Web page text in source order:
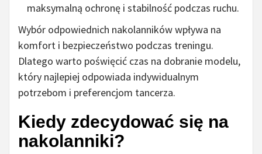
maksymalną ochronę i stabilność podczas ruchu.
Wybór odpowiednich nakolanników wpływa na
komfort i bezpieczeństwo podczas treningu.
Dlatego warto poświęcić czas na dobranie modelu,
który najlepiej odpowiada indywidualnym
potrzebom i preferencjom tancerza.
Kiedy zdecydować się na
nakolanniki?